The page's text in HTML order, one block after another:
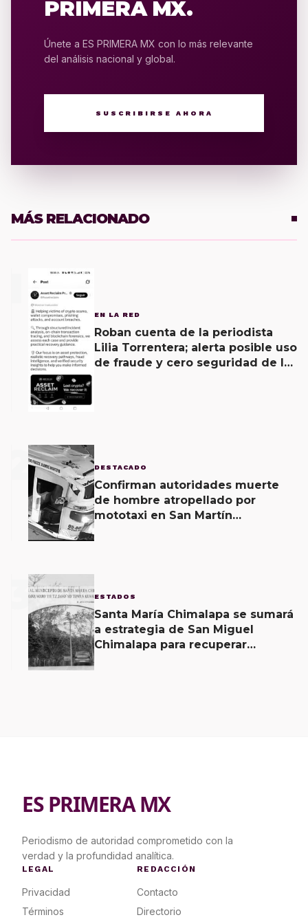
PRIMERA MX.
Únete a ES PRIMERA MX con lo más relevante
del análisis nacional y global.
SUSCRIBIRSE AHORA
MÁS RELACIONADO
EN LA RED
Roban cuenta de la periodista
Lilia Torrentera; alerta posible uso
de fraude y cero seguridad de la
2 DESTACADO
Confirman autoridades muerte
de hombre atropellado por
mototaxi en San Martín
3 ESTADOS
Santa María Chimalapa se sumará
a estrategia de San Miguel
Chimalapa para recuperar
ES PRIMERA MX
Periodismo de autoridad comprometido con la
verdad y la profundidad analítica.
LEGAL
Privacidad
Términos
REDACCIÓN
Contacto
Directorio